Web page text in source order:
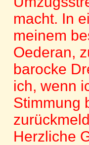
macht. In
meinem
Oederan,
barocke
ich, wenn
Stimmung
Herzliche